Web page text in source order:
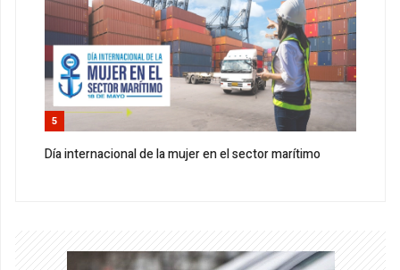
5
Día internacional de la mujer en el sector marítimo